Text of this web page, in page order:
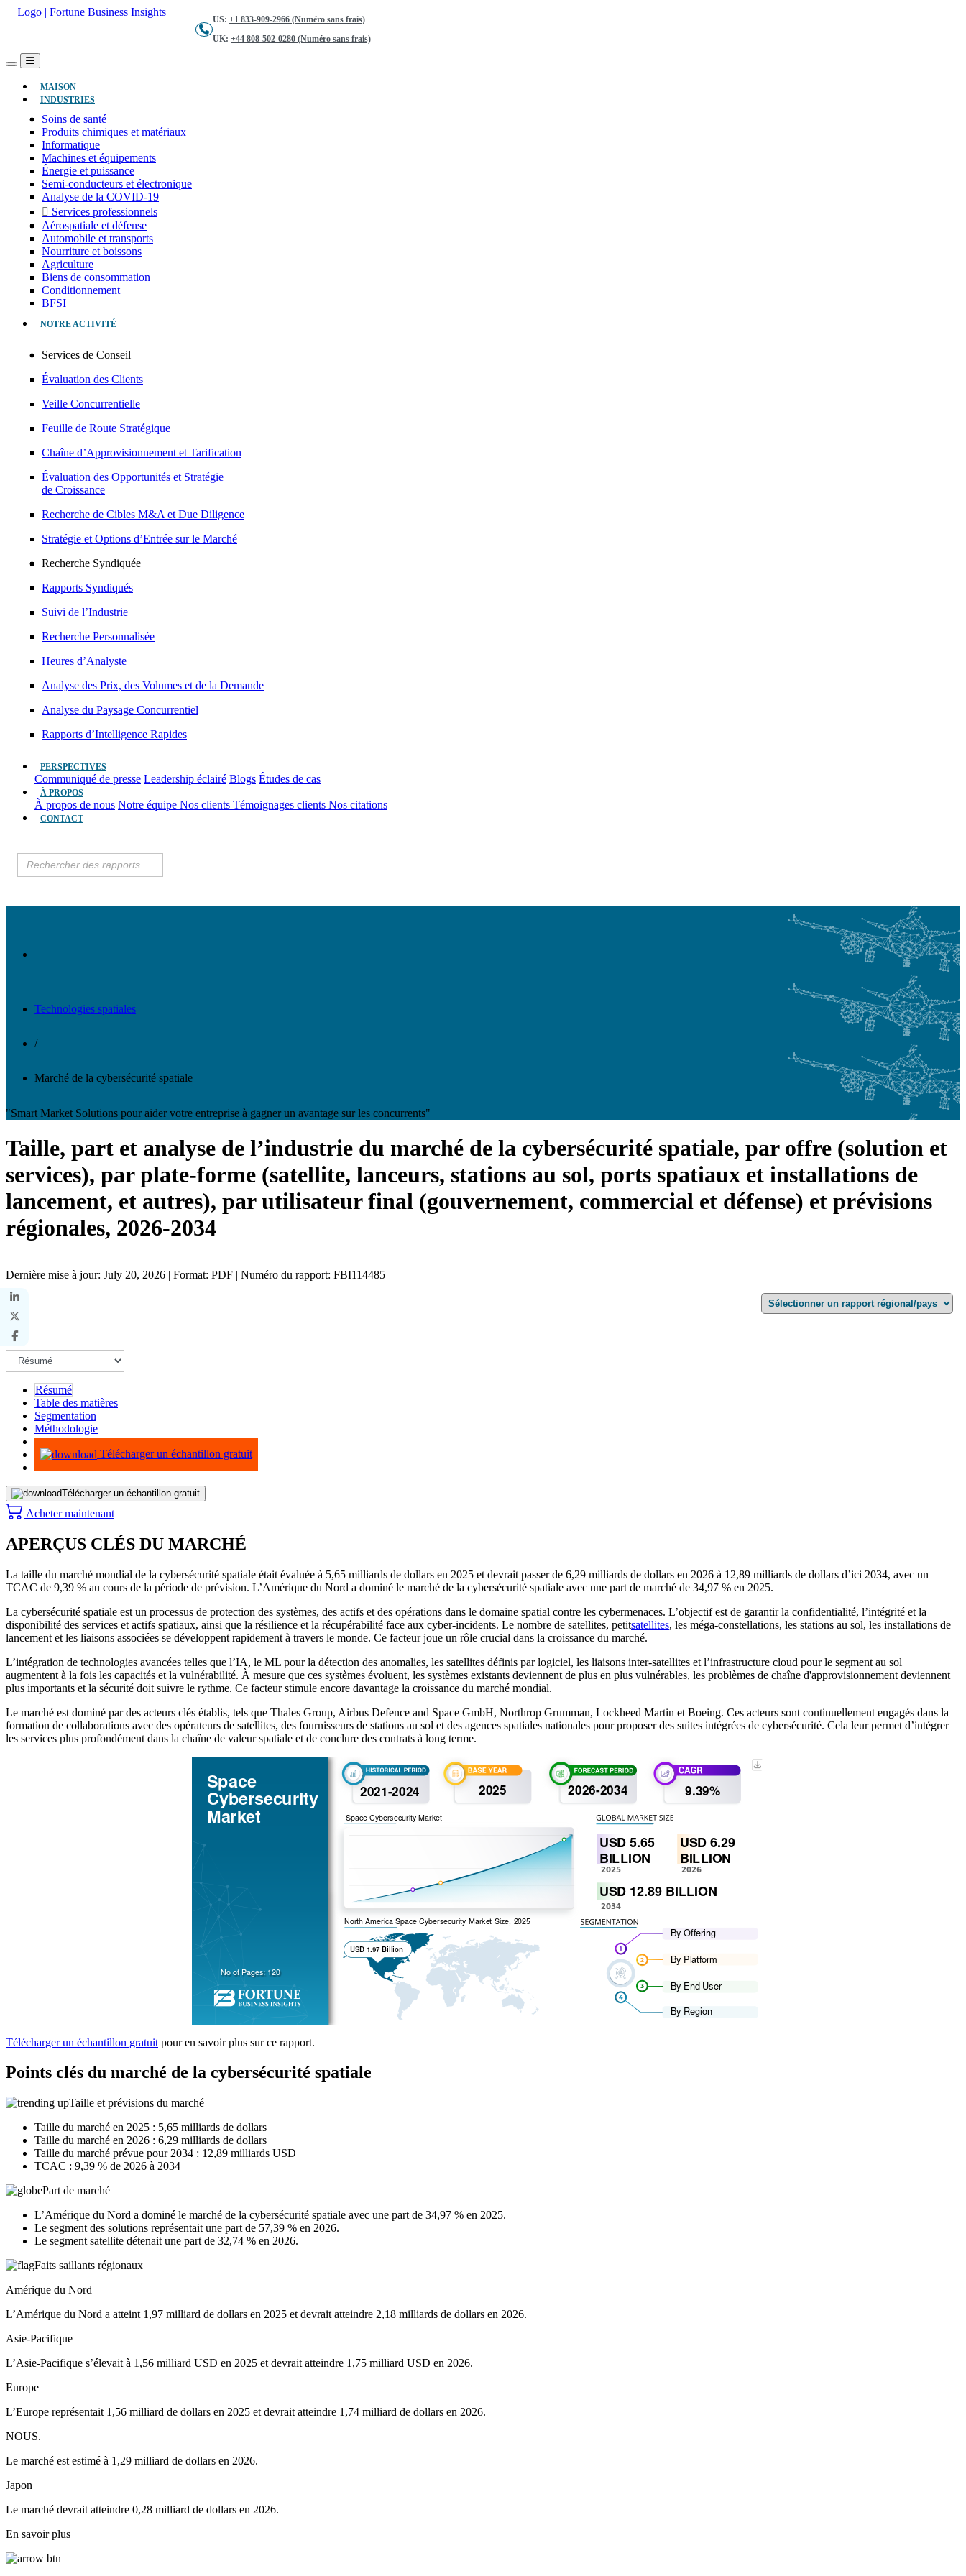
US: +1 833-909-2966 (Numéro sans frais)
UK: +44 808-502-0280 (Numéro sans frais)
MAISON(ACTUEL)
INDUSTRIES
Soins de santé
Produits chimiques et matériaux
Informatique
Machines et équipements
Énergie et puissance
Semi-conducteurs et électronique
Analyse de la COVID-19
Services professionnels
Aérospatiale et défense
Automobile et transports
Nourriture et boissons
Agriculture
Biens de consommation
Conditionnement
BFSI
NOTRE ACTIVITÉ
Services de Conseil
Évaluation des Clients
Veille Concurrentielle
Feuille de Route Stratégique
Chaîne d’Approvisionnement et Tarification
Évaluation des Opportunités et Stratégie
de Croissance
Recherche de Cibles M&A et Due Diligence
Stratégie et Options d’Entrée sur le Marché
Recherche Syndiquée
Rapports Syndiqués
Suivi de l’Industrie
Recherche Personnalisée
Heures d’Analyste
Analyse des Prix, des Volumes et de la Demande
Analyse du Paysage Concurrentiel
Rapports d’Intelligence Rapides
PERSPECTIVES
Communiqué de presse Leadership éclairé Blogs Études de cas
À PROPOS
À propos de nous Notre équipe Nos clients Témoignages clients Nos citations
CONTACT
Technologies spatiales
/
Marché de la cybersécurité spatiale
"Smart Market Solutions pour aider votre entreprise à gagner un avantage sur les concurrents"
Taille, part et analyse de l’industrie du marché de la cybersécurité spatiale, par offre (solution et
services), par plate-forme (satellite, lanceurs, stations au sol, ports spatiaux et installations de
lancement, et autres), par utilisateur final (gouvernement, commercial et défense) et prévisions
régionales, 2026-2034
Dernière mise à jour: July 20, 2026 | Format: PDF | Numéro du rapport: FBI114485
Résumé
Table des matières
Segmentation
Méthodologie
Infographie
Télécharger un échantillon gratuit
Télécharger un échantillon gratuit
Acheter maintenant
APERÇUS CLÉS DU MARCHÉ
La taille du marché mondial de la cybersécurité spatiale était évaluée à 5,65 milliards de dollars en 2025 et devrait passer de 6,29 milliards de dollars en 2026 à 12,89 milliards de dollars d’ici 2034, avec un
TCAC de 9,39 % au cours de la période de prévision. L’Amérique du Nord a dominé le marché de la cybersécurité spatiale avec une part de marché de 34,97 % en 2025.
La cybersécurité spatiale est un processus de protection des systèmes, des actifs et des opérations dans le domaine spatial contre les cybermenaces. L’objectif est de garantir la confidentialité, l’intégrité et la
disponibilité des services et actifs spatiaux, ainsi que la résilience et la récupérabilité face aux cyber-incidents. Le nombre de satellites, petitsatellites, les méga-constellations, les stations au sol, les installations de
lancement et les liaisons associées se développent rapidement à travers le monde. Ce facteur joue un rôle crucial dans la croissance du marché.
L’intégration de technologies avancées telles que l’IA, le ML pour la détection des anomalies, les satellites définis par logiciel, les liaisons inter-satellites et l’infrastructure cloud pour le segment au sol
augmentent à la fois les capacités et la vulnérabilité. À mesure que ces systèmes évoluent, les systèmes existants deviennent de plus en plus vulnérables, les problèmes de chaîne d'approvisionnement deviennent
plus importants et la sécurité doit suivre le rythme. Ce facteur stimule encore davantage la croissance du marché mondial.
Le marché est dominé par des acteurs clés établis, tels que Thales Group, Airbus Defence and Space GmbH, Northrop Grumman, Lockheed Martin et Boeing. Ces acteurs sont continuellement engagés dans la
formation de collaborations avec des opérateurs de satellites, des fournisseurs de stations au sol et des agences spatiales nationales pour proposer des suites intégrées de cybersécurité. Cela leur permet d’intégrer
les services plus profondément dans la chaîne de valeur spatiale et de conclure des contrats à long terme.
Télécharger un échantillon gratuit pour en savoir plus sur ce rapport.
Points clés du marché de la cybersécurité spatiale
Taille et prévisions du marché
Taille du marché en 2025 : 5,65 milliards de dollars
Taille du marché en 2026 : 6,29 milliards de dollars
Taille du marché prévue pour 2034 : 12,89 milliards USD
TCAC : 9,39 % de 2026 à 2034
Part de marché
L’Amérique du Nord a dominé le marché de la cybersécurité spatiale avec une part de 34,97 % en 2025.
Le segment des solutions représentait une part de 57,39 % en 2026.
Le segment satellite détenait une part de 32,74 % en 2026.
Faits saillants régionaux
Amérique du Nord
L’Amérique du Nord a atteint 1,97 milliard de dollars en 2025 et devrait atteindre 2,18 milliards de dollars en 2026.
Asie-Pacifique
L’Asie-Pacifique s’élevait à 1,56 milliard USD en 2025 et devrait atteindre 1,75 milliard USD en 2026.
Europe
L’Europe représentait 1,56 milliard de dollars en 2025 et devrait atteindre 1,74 milliard de dollars en 2026.
NOUS.
Le marché est estimé à 1,29 milliard de dollars en 2026.
Japon
Le marché devrait atteindre 0,28 milliard de dollars en 2026.
En savoir plus